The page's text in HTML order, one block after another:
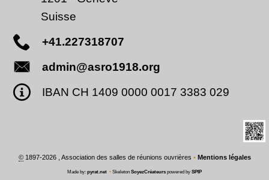
Suisse
+41.227318707
admin@asro1918.org
IBAN CH 1409 0000 0017 3383 029
©1897-2026 , Association des salles de réunions ouvrières • Mentions légales
Made by: pyrat.net • Skeleton SoyezCréateurs powered by SPIP